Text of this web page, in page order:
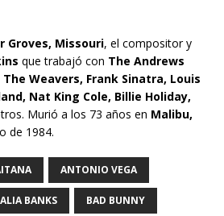
Groves, Missouri, el compositor y
que trabajó con The Andrews
The Weavers, Frank Sinatra, Louis
Nat King Cole, Billie Holiday,
Murió a los 73 años en Malibu,
de 1984.
ANTONIO VEGA
BANKS BAD BUNNY